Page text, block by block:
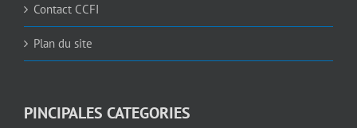
Contact CCFI
Plan du site
PINCIPALES CATEGORIES